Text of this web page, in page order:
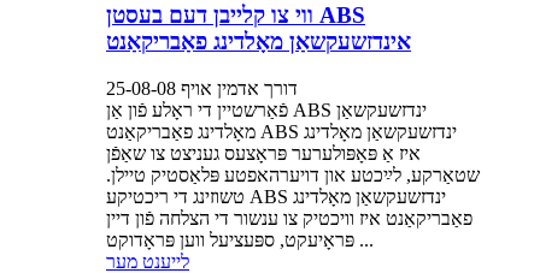
ווי צו קלייבן דעם בעסטן ABS
אינדזשעקשאַן מאָלדינג פאַבריקאַנט
דורך אדמין אויף 25-08-08
פֿאַרשטיין די ראָלע פֿון אַן ABS ינדזשעקשאַן
מאָלדינג פאַבריקאַנט ABS ינדזשעקשאַן מאָלדינג
איז אַ פּאָפּולערער פּראָצעס געניצט צו שאַפֿן
שטאַרקע, לײַכטע און דויערהאפטע פּלאַסטיק טיילן.
טשוזינג די ריכטיקע ABS ינדזשעקשאַן מאָלדינג
פאַבריקאַנט איז וויכטיק צו ענשור די הצלחה פֿון דיין
פּראָיעקט, ספּעציעל ווען פּראָדוקט ...
לייענט מער